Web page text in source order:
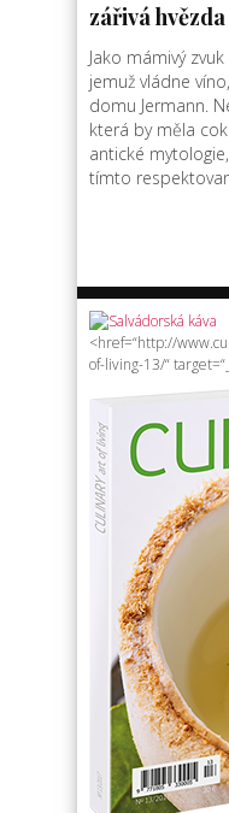
zářivá
Jako mámivý
jemuž vládne
domu Jermann.
která by měla
antické
tímto
<href=“http://
of-living-13/“